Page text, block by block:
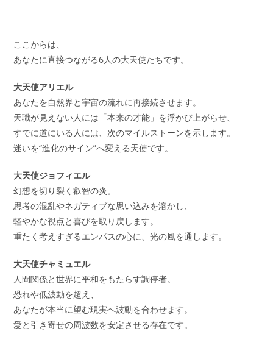
ここからは、
あなたに直接つながる6人の大天使たちです。
大天使アリエル
あなたを自然界と宇宙の流れに再接続させます。
天職が見えない人には「本来の才能」を浮かび上がらせ、
すでに道にいる人には、次のマイルストーンを示します。
迷いを“進化のサイン”へ変える天使です。
大天使ジョフィエル
幻想を切り裂く叡智の炎。
思考の混乱やネガティブな思い込みを溶かし、
軽やかな視点と喜びを取り戻します。
重たく考えすぎるエンパスの心に、光の風を通します。
大天使チャミュエル
人間関係と世界に平和をもたらす調停者。
恐れや低波動を超え、
あなたが本当に望む現実へ波動を合わせます。
愛と引き寄せの周波数を安定させる存在です。